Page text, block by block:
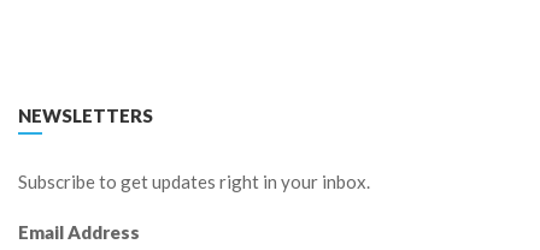
NEWSLETTERS
Subscribe to get updates right in your inbox.
Email Address